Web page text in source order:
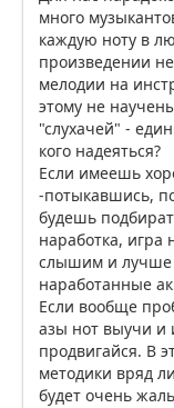
много
каждую ноту в
произведении
мелодии на
этому не
"слухачей" -
кого надеяться?
Если имеешь
-потыкавшись,
будешь
наработка, игра
слышим и лучше
наработанные
Если вообще
азы нот выучи и
продвигайся. В
методики вряд
будет очень